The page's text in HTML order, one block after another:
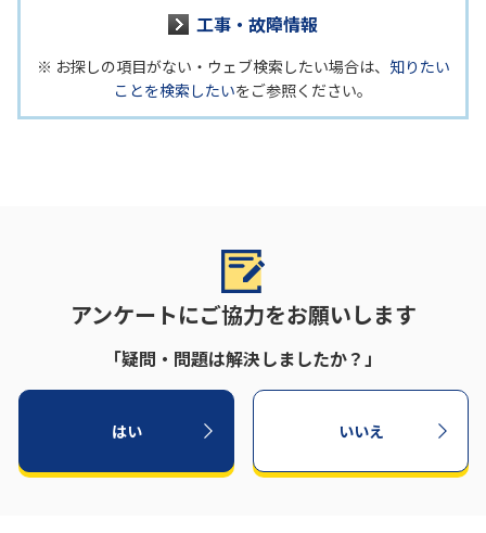
工事・故障情報
※ お探しの項目がない・ウェブ検索したい場合は、 知りたい
ことを検索したいをご参照ください。
アンケートにご協力をお願いします
「疑問・問題は解決しましたか？」
はい いいえ